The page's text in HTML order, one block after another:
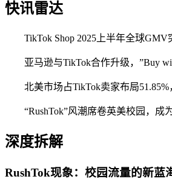
快讯雷达
TikTok Shop 2025上半年全球
亚马逊与TikTok合作升级，”Buy
北美市场占TikTok卖家布局
“RushTok”风潮席卷英美校园，成
深度拆解
RushTok现象：校园流量的新蓝